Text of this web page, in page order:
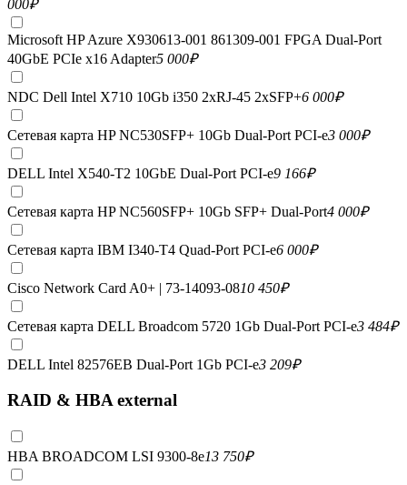
000₽
Microsoft HP Azure X930613-001 861309-001 FPGA Dual-Port
40GbE PCIe x16 Adapter5 000₽
NDC Dell Intel X710 10Gb i350 2xRJ-45 2xSFP+6 000₽
Сетевая карта HP NC530SFP+ 10Gb Dual-Port PCI-e3 000₽
DELL Intel X540-T2 10GbE Dual-Port PCI-e9 166₽
Сетевая карта HP NC560SFP+ 10Gb SFP+ Dual-Port4 000₽
Сетевая карта IBM I340-T4 Quad-Port PCI-e6 000₽
Cisco Network Card A0+ | 73-14093-0810 450₽
Сетевая карта DELL Broadcom 5720 1Gb Dual-Port PCI-e3 484₽
DELL Intel 82576EB Dual-Port 1Gb PCI-e3 209₽
RAID & HBA external
HBA BROADCOM LSI 9300-8e13 750₽